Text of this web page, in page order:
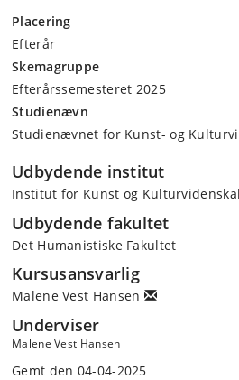
Placering
Efterår
Skemagruppe
Efterårssemesteret 2025
Studienævn
Studienævnet for Kunst- og
Udbydende institut
Institut for Kunst og
Udbydende fakultet
Det Humanistiske Fakultet
Kursusansvarlig
Malene Vest Hansen
Underviser
Malene Vest Hansen
Gemt den 04-04-2025